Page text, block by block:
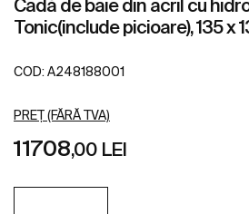
Cadă de baie din acril cu
Tonic(include picioare), 135 x
COD: A248188001
PREȚ (FĂRĂ TVA)
11708,00 LEI